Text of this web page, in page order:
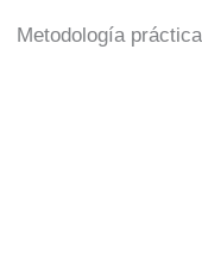
Metodología práctica